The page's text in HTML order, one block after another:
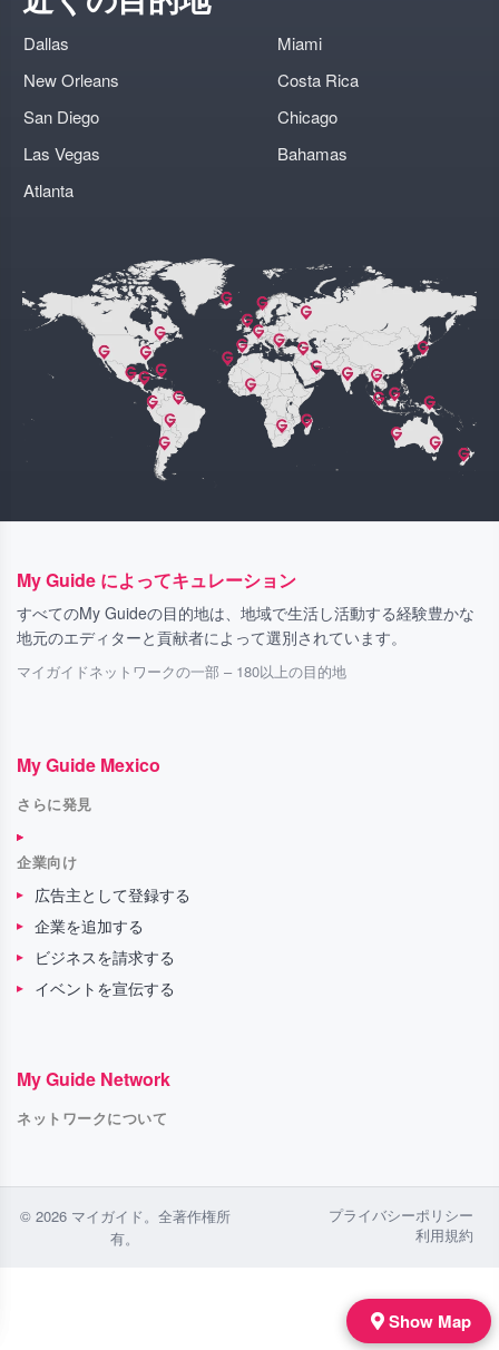
Dallas
New Orleans
San Diego
Las Vegas
Atlanta
Miami
Costa Rica
Chicago
Bahamas
My Guide によってキュレーション
すべてのMy Guideの目的地は、地域で生活し活動する経験豊かな
地元のエディターと貢献者によって選別されています。
マイガイドネットワークの一部 – 180以上の目的地
My Guide Mexico
さらに発見
企業向け
広告主として登録する
企業を追加する
ビジネスを請求する
イベントを宣伝する
My Guide Network
ネットワークについて
© 2026 マイガイド。全著作権所
有。
プライバシーポリシー
利用規約
Show Map